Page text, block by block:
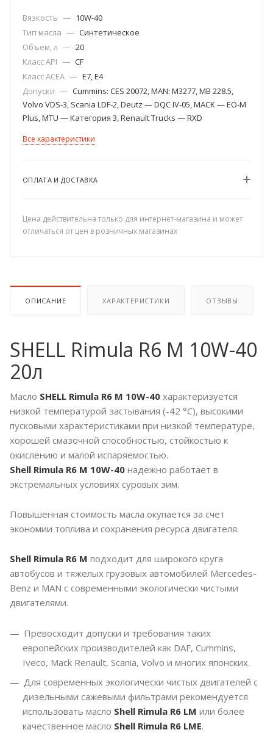
Вязкость — 10W-40
Тип масла — Синтетическое
Объем, л — 20
Класс API — CF
Класс ACEA — E7, E4
Допуски — Cummins: CES 20072, MAN: M3277, MB 228.5,
Volvo VDS-3, Scania LDF-2, Deutz — DQC IV-05, MACK — EO-M
Plus, MTU — Категория 3, Renault Trucks — RXD
Все характеристики
ОПЛАТА И ДОСТАВКА
Цена действительна только для интернет-магазина и может
отличаться от цен в розничных магазинах
ОПИСАНИЕ ХАРАКТЕРИСТИКИ ОТЗЫВЫ
SHELL Rimula R6 M 10W-40
20л
Масло SHELL Rimula R6 M 10W-40 характеризуется
низкой температурой застывания (-42 °C), высокими
пусковыми характеристиками при низкой температуре,
хорошей смазочной способностью, стойкостью к
окислению и малой испаряемостью.
Shell Rimula R6 M 10W-40 надежно работает в
экстремальных условиях суровых зим.
Повышенная стоимость масла окупается за счет
экономии топлива и сохранения ресурса двигателя.
Shell Rimula R6 M подходит для широкого круга
автобусов и тяжелых грузовых автомобилей Mercedes-
Benz и MAN с современными экологически чистыми
двигателями.
Превосходит допуски и требования таких
европейских производителей как DAF, Cummins,
Iveco, Mack Renault, Scania, Volvo и многих японских.
Для современных экологически чистых двигателей с
дизельными сажевыми фильтрами рекомендуется
использовать масло Shell Rimula R6 LM или более
качественное масло Shell Rimula R6 LME.